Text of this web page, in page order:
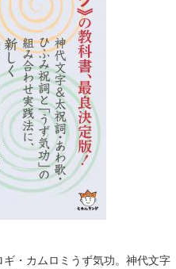
・カムロミうず気功。神代文字